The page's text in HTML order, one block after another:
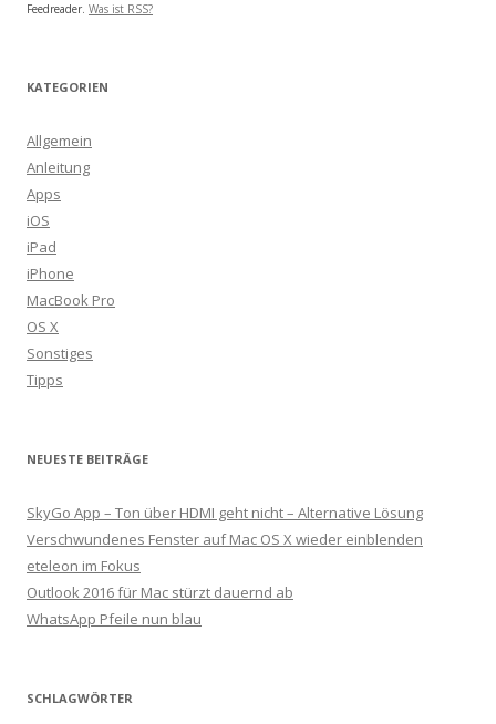
Feedreader. Was ist RSS?
KATEGORIEN
Allgemein
Anleitung
Apps
iOS
iPad
iPhone
MacBook Pro
OS X
Sonstiges
Tipps
NEUESTE BEITRÄGE
SkyGo App – Ton über HDMI geht nicht – Alternative Lösung
Verschwundenes Fenster auf Mac OS X wieder einblenden
eteleon im Fokus
Outlook 2016 für Mac stürzt dauernd ab
WhatsApp Pfeile nun blau
SCHLAGWÖRTER